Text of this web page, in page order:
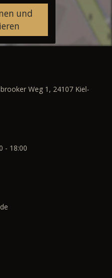
und
Weg 1, 24107 Kiel-
- 18:00